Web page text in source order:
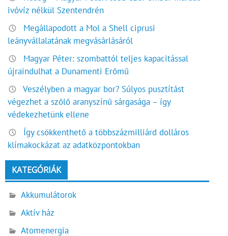
ivóvíz nélkül Szentendrén
Megállapodott a Mol a Shell ciprusi
leányvállalatának megvásárlásáról
Magyar Péter: szombattól teljes kapacitással
újraindulhat a Dunamenti Erőmű
Veszélyben a magyar bor? Súlyos pusztítást
végezhet a szőlő aranyszínű sárgasága – így
védekezhetünk ellene
Így csökkenthető a többszázmilliárd dolláros
klímakockázat az adatközpontokban
KATEGÓRIÁK
Akkumulátorok
Aktív ház
Atomenergia